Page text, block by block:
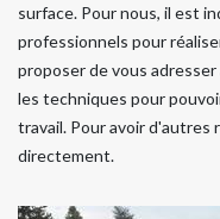
surface. Pour nous, il est
professionnels pour
proposer de vous
les techniques pour
travail. Pour avoir d'autres
directement.